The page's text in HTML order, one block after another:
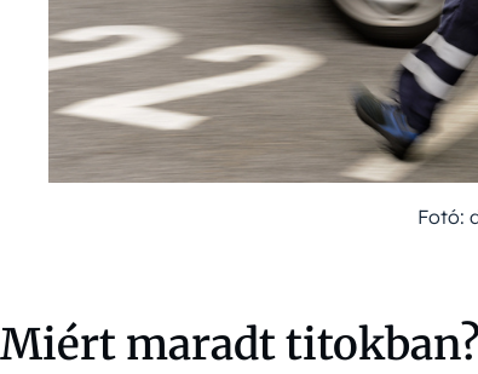
Fotó:
Miért maradt titokban?